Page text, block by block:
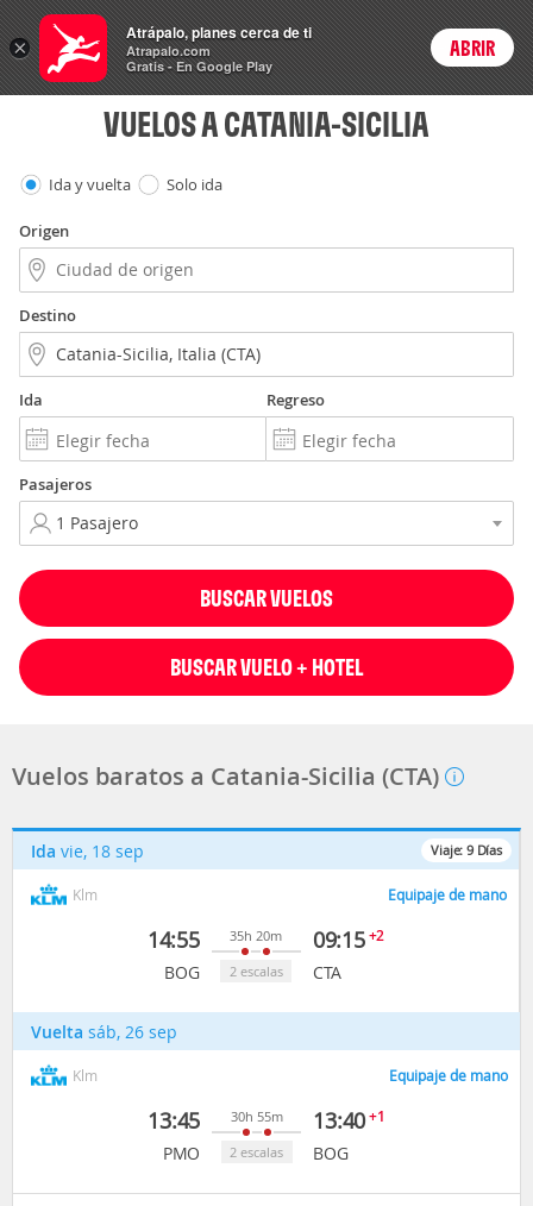
Vuelos Login
VUELOS A CATANIA-SICILIA
Ida y vuelta Solo ida
Origen
Destino
Ida Regreso
Pasajeros
BUSCAR VUELOS
BUSCAR VUELO + HOTEL
Vuelos baratos a Catania-Sicilia (CTA)
Viaje: 9 Días
Ida vie, 18 sep
Klm Equipaje de mano
14:55
BOG
35h 20m
2 escalas
09:15+2
CTA
Vuelta sáb, 26 sep
Klm Equipaje de mano
13:45
PMO
30h 55m
2 escalas
13:40+1
BOG
×
Atrápalo, planes cerca de ti
Atrapalo.com
Gratis - En Google Play
ABRIR